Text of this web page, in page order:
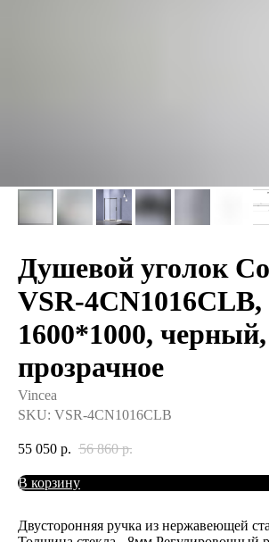
Душевой уголок
VSR-4CN1016CLB,
1600*1000,
прозрачное
Vincea
SKU: VSR-4CN1016CLB
55 050 р. 56 860 р.
В корзину
Двусторонняя ручка из нержавеющей